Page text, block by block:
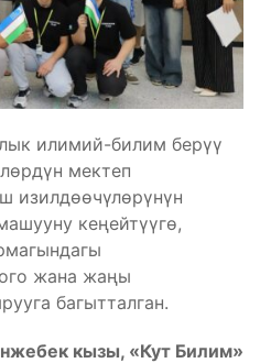
илимий-билим берүү
мектеп
изилдөөчүлөрүнүн
кеңейтүүгө,
жана жаңы
багытталган.
кызы, «Кут Билим»